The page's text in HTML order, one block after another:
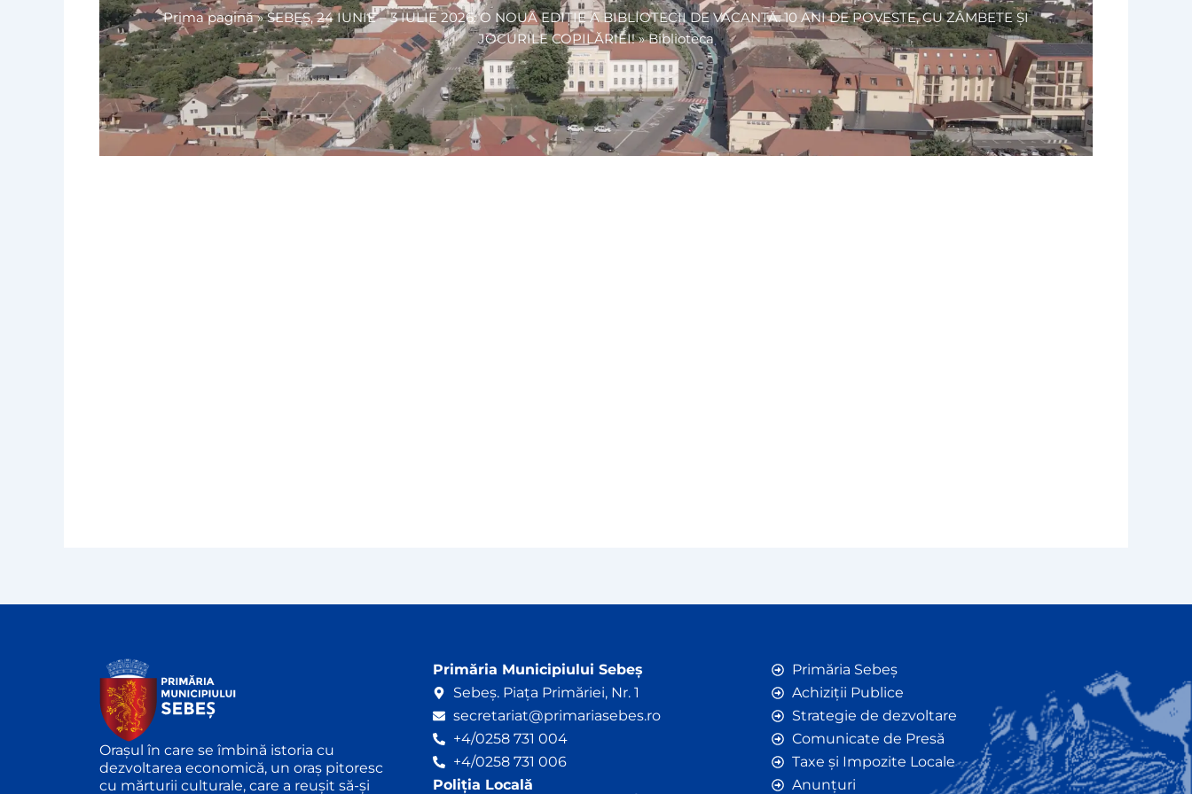
Prima pagină»SEBEȘ, 24 IUNIE – 3 IULIE 2026: O NOUĂ EDIȚIE A BIBLIOTECII DE VACANȚĂ. 10 ANI DE POVESTE, CU ZÂMBETE ȘI
JOCURILE COPILĂRIEI!»Biblioteca
Orașul în care se îmbină istoria cu
dezvoltarea economică, un oraș pitoresc
cu mărturii culturale, care a reușit să-și
Primăria Municipiului Sebeș
Sebeș. Piața Primăriei, Nr. 1
secretariat@primariasebes.ro
+4/0258 731 004
+4/0258 731 006
Poliția Locală
Primăria Sebeș
Achiziții Publice
Strategie de dezvoltare
Comunicate de Presă
Taxe și Impozite Locale
Anunțuri